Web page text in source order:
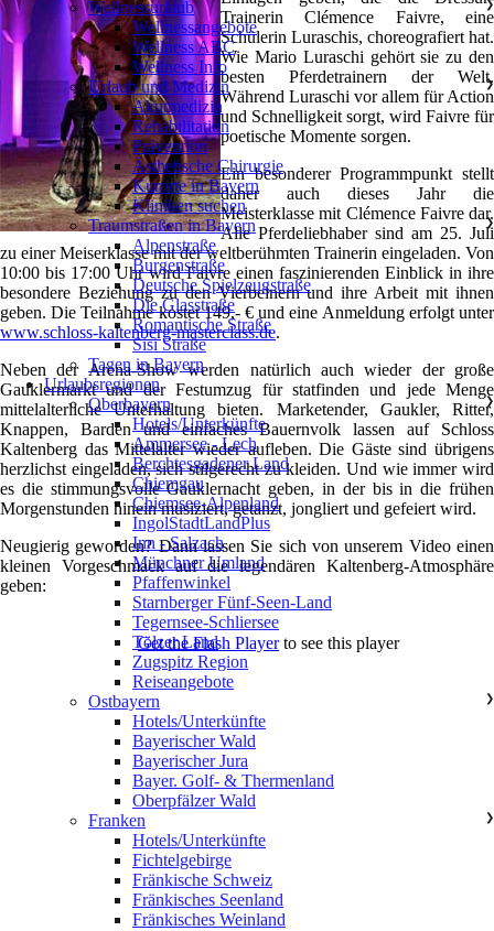
Trainerin Clémence Faivre, eine
Schülerin Luraschis, choreografiert hat.
Wie Mario Luraschi gehört sie zu den
besten Pferdetrainern der Welt.
Während Luraschi vor allem für Action
und Schnelligkeit sorgt, wird Faivre für
poetische Momente sorgen.
Ein besonderer Programmpunkt stellt
daher auch dieses Jahr die
Meisterklasse mit Clémence Faivre dar.
Alle Pferdeliebhaber sind am 25. Juli
zu einer Meiserklasse mit der weltberühmten Trainerin eingeladen. Von
10:00 bis 17:00 Uhr wird Faivre einen faszinierenden Einblick in ihre
besondere Beziehung zu den Vierbeinern und ihre Arbeit mit ihnen
geben. Die Teilnahme kostet 149,- € und eine Anmeldung erfolgt unter
www.schloss-kaltenberg-masterclass.de.
Neben der Arena-Show werden natürlich auch wieder der große
Gauklermarkt und der Festumzug für statfinden und jede Menge
mittelalterliche Unterhaltung bieten. Marketender, Gaukler, Ritter,
Knappen, Barden und einfaches Bauernvolk lassen auf Schloss
Kaltenberg das Mittelalter wieder aufleben. Die Gäste sind übrigens
herzlichst eingeladen, sich stilgerecht zu kleiden. Und wie immer wird
es die stimmungsvolle Gauklernacht geben, in der bis in die frühen
Morgenstunden hinein musiziert, getanzt, jongliert und gefeiert wird.
Neugierig geworden? Dann lassen Sie sich von unserem Video einen
kleinen Vorgeschmack auf die legendären Kaltenberg-Atmosphäre
geben:
Get the Flash Playerto see this player
Wellnessurlaub
❯
Wellnessangebote
Wellness ABC
Wellness Info
Urlaub und Medizin
❯
Akutmedizin
Rehabilitation
Prävention
Ästhetische Chirurgie
Kurorte in Bayern
Kliniken suchen
Traumstraßen in Bayern
❯
Alpenstraße
Burgenstraße
Deutsche Spielzeugstraße
Die Glasstraße
Romantische Straße
Sisi Straße
Tagen in Bayern
Urlaubsregionen
Oberbayern
❯
Hotels/Unterkünfte
Ammersee - Lech
Berchtesgadener Land
Chiemgau
Chiemsee-Alpenland
IngolStadtLandPlus
Inn - Salzach
Münchner Umland
Pfaffenwinkel
Starnberger Fünf-Seen-Land
Tegernsee-Schliersee
Tölzer Land
Zugspitz Region
Reiseangebote
Ostbayern
❯
Hotels/Unterkünfte
Bayerischer Wald
Bayerischer Jura
Bayer. Golf- & Thermenland
Oberpfälzer Wald
Franken
❯
Hotels/Unterkünfte
Fichtelgebirge
Fränkische Schweiz
Fränkisches Seenland
Fränkisches Weinland